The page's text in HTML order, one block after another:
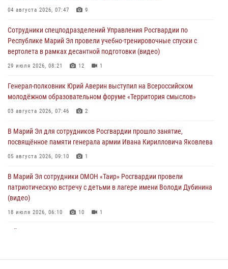
Команда «Росгвардия» принимает участие в военно-спортивном
07 августа 2026, 05:43 10
Представитель вневедомственной охраны Управления Росгвардии
по Республике Марий Эл принял участие в учебно-методическом
06 августа 2026, 09:37 10
В Марий Эл сотрудники ЛРР Росгвардии за прошедший месяц
06 августа 2026, 08:00
В Марий Эл сотрудники вневедомственной охраны Росгвардии за
05 августа 2026, 09:44
04 августа 2026, 07:47 9
Сотрудники спецподразделений Управления Росгвардии по
Республике Марий Эл провели учебно-тренировочные спуски с
вертолета в рамках десантной подготовки (видео)
29 июля 2026, 08:21 12 1
Генерал-полковник Юрий Аверин выступил на Всероссийском
молодёжном образовательном форуме «Территория смыслов»
03 августа 2026, 07:46 2
В Марий Эл для сотрудников Росгвардии прошло занятие,
посвящённое памяти генерала армии Ивана Кирилловича Яковлева
05 августа 2026, 09:10 1
В Марий Эл сотрудники ОМОН «Таир» Росгвардии провели
патриотическую встречу с детьми в лагере имени Володи Дубинина
(видео)
18 июля 2026, 06:10 10 1